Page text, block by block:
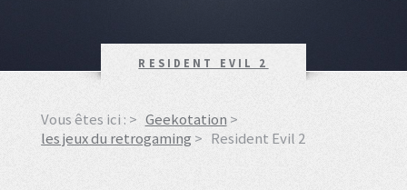
RESIDENT EVIL 2
Vous êtes ici :
Geekotation
les jeux du retrogaming
Resident Evil 2